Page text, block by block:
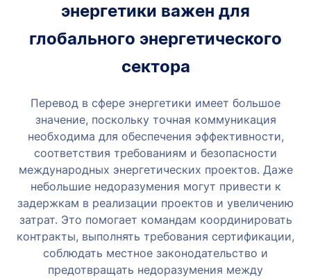
энергетики важен для
глобального энергетического
сектора
Перевод в сфере энергетики имеет большое
значение, поскольку точная коммуникация
необходима для обеспечения эффективности,
соответствия требованиям и безопасности
международных энергетических проектов. Даже
небольшие недоразумения могут привести к
задержкам в реализации проектов и увеличению
затрат. Это помогает командам координировать
контракты, выполнять требования сертификации,
соблюдать местное законодательство и
предотвращать недоразумения между